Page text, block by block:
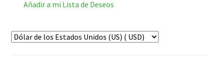
cantidad
Añadir a mi Lista de Deseos